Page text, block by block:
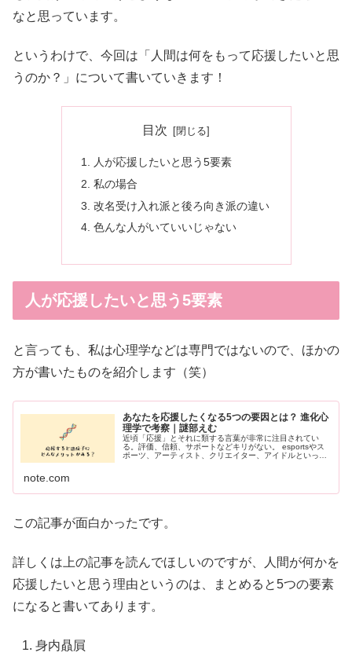
なと思っています。
というわけで、今回は「人間は何をもって応援したいと思
うのか？」について書いていきます！
目次
人が応援したいと思う5要素
私の場合
改名受け入れ派と後ろ向き派の違い
色んな人がいていいじゃない
人が応援したいと思う5要素
と言っても、私は心理学などは専門ではないので、ほかの
方が書いたものを紹介します（笑）
あなたを応援したくなる5つの要因とは？ 進化心
理学で考察｜謎部えむ
近頃「応援」とそれに類する言葉が非常に注目されてい
る。評価、信頼、サポートなどキリがない。 esportsやス
ポーツ、アーティスト、クリエイター、アイドルといった
note.com
この記事が面白かったです。
詳しくは上の記事を読んでほしいのですが、人間が何かを
応援したいと思う理由というのは、まとめると5つの要素
になると書いてあります。
身内贔屓